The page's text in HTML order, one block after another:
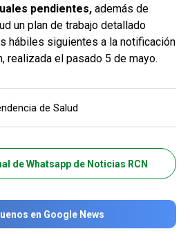
pendientes, además de
un plan de trabajo detallado
hábiles siguientes a la notificación
realizada el pasado 5 de mayo.
de Salud
de Whatsapp de Noticias RCN
en Google News